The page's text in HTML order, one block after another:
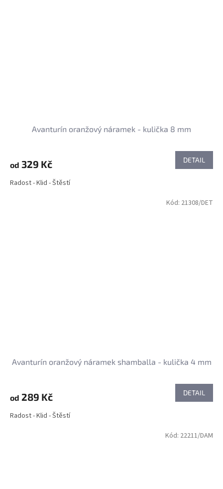
Avanturín oranžový náramek - kulička 8 mm
od 329 Kč DETAIL
Radost - Klid - Štěstí
Avanturín oranžový náramek shamballa - kulička 4 mm
od 289 Kč DETAIL
Radost - Klid - Štěstí
Kód: 21308/DET
Kód: 22211/DAM